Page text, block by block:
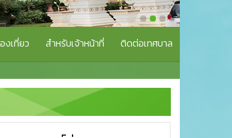
งเที่ยว สำหรับเจ้าหน้าที่ ติดต่อเทศบาล